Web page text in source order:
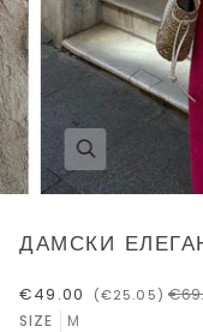
ДАМСКИ
€49.00 (€25.05)
SIZE M